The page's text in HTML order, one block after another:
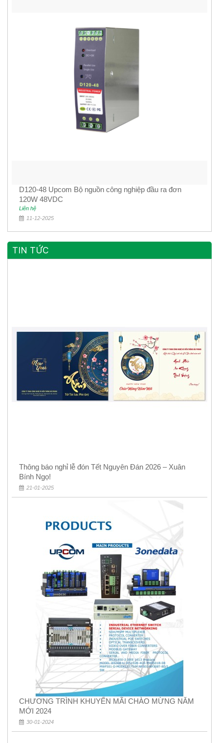
D120-48 Upcom Bộ nguồn công nghiệp đầu ra đơn
120W 48VDC
Liên hệ
11-12-2025
TIN TỨC
Thông báo nghỉ lễ đón Tết Nguyên Đán 2026 – Xuân
Bính Ngọ!
21-01-2025
CHƯƠNG TRÌNH KHUYẾN MÃI CHÀO MỪNG NĂM
MỚI 2024
30-01-2024